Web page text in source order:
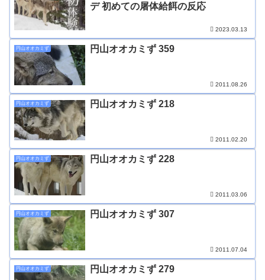
デ 初めての屠体給餌の反応
2023.03.13
円山オオカミず 円山オオカミず 359
2011.08.26
円山オオカミず 円山オオカミず 218
2011.02.20
円山オオカミず 円山オオカミず 228
2011.03.06
円山オオカミず 円山オオカミず 307
2011.07.04
円山オオカミず 円山オオカミず 279